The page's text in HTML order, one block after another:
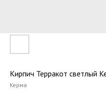
Кирпич Терракот светлый
Керма